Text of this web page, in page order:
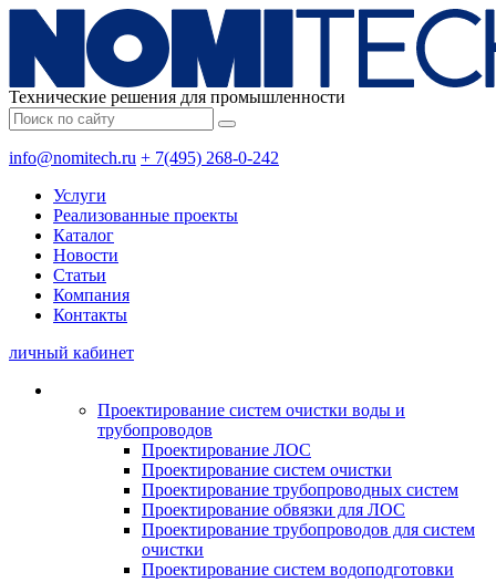
Технические решения для промышленности
info@nomitech.ru + 7(495) 268-0-242
Услуги
Реализованные проекты
Каталог
Новости
Статьи
Компания
Контакты
личный кабинет
Проектирование систем очистки воды и
трубопроводов
Проектирование ЛОС
Проектирование систем очистки
Проектирование трубопроводных систем
Проектирование обвязки для ЛОС
Проектирование трубопроводов для систем
очистки
Проектирование систем водоподготовки